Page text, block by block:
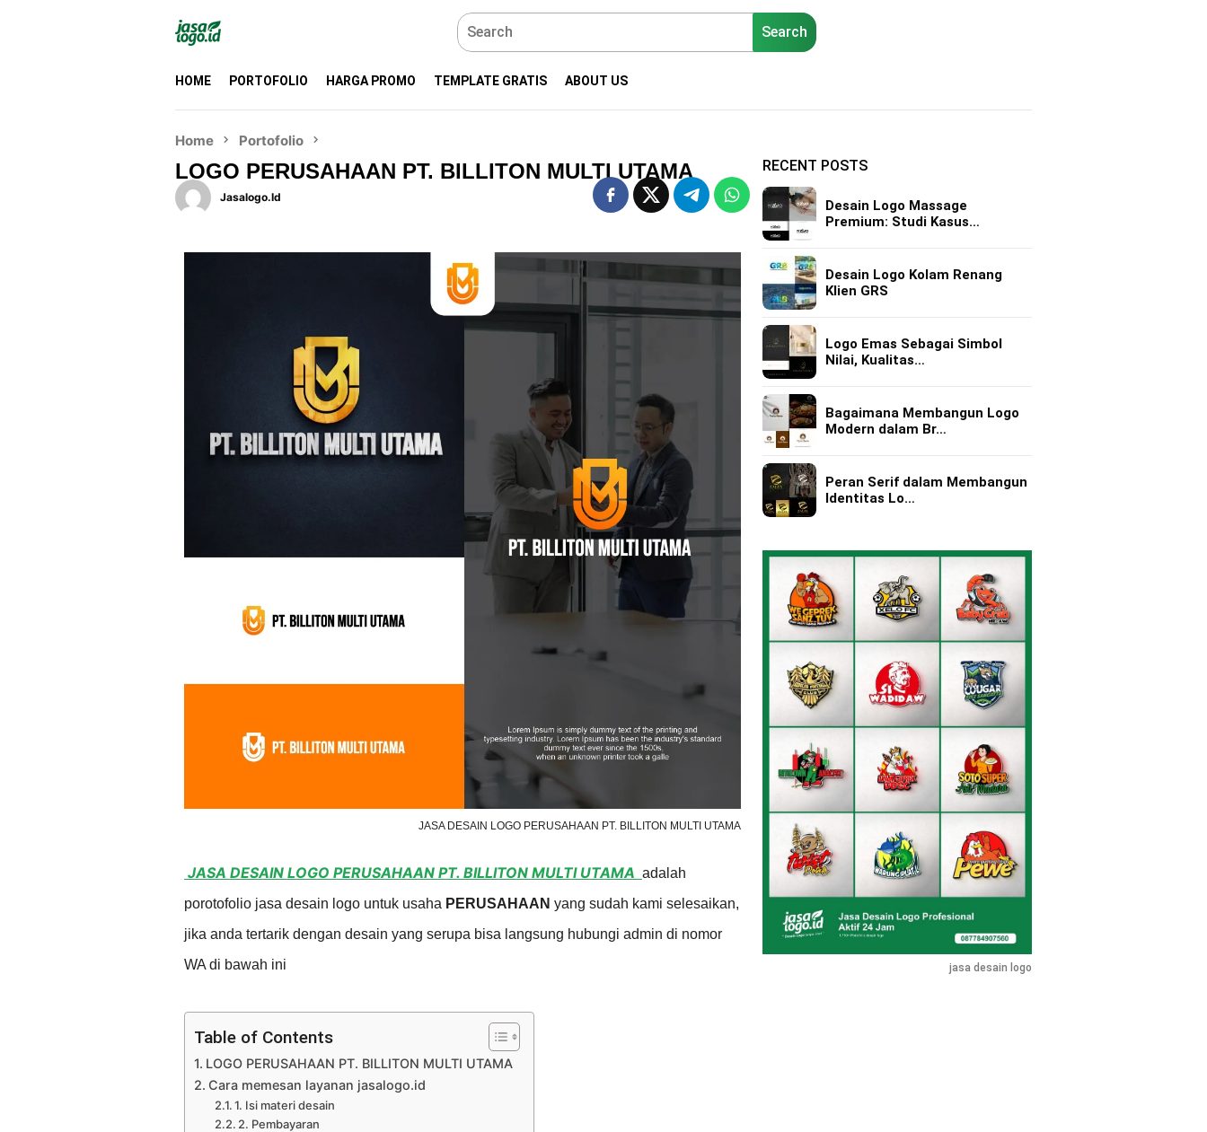
Search
HOME PORTOFOLIO HARGA PROMO TEMPLATE GRATIS ABOUT US
Home Portofolio
LOGO PERUSAHAAN PT. BILLITON MULTI UTAMA
Jasalogo.id
JASA DESAIN LOGO PERUSAHAAN PT. BILLITON MULTI UTAMA
JASA DESAIN LOGO PERUSAHAAN PT. BILLITON MULTI UTAMA adalah
porotofolio jasa desain logo untuk usaha PERUSAHAAN yang sudah kami selesaikan,
jika anda tertarik dengan desain yang serupa bisa langsung hubungi admin di nomor
WA di bawah ini
Table of Contents
LOGO PERUSAHAAN PT. BILLITON MULTI UTAMA
Cara memesan layanan jasalogo.id
1. Isi materi desain
2. Pembayaran
RECENT POSTS
Desain Logo Massage
Premium: Studi Kasus…
Desain Logo Kolam Renang
Klien GRS
Logo Emas Sebagai Simbol
Nilai, Kualitas…
Bagaimana Membangun Logo
Modern dalam Br…
Peran Serif dalam Membangun
Identitas Lo…
jasa desain logo